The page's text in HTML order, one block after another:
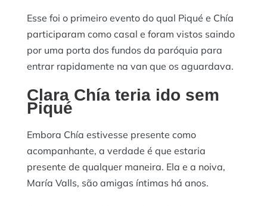
Esse foi o primeiro evento do qual Piqué e Chía
participaram como casal e foram vistos saindo
por uma porta dos fundos da paróquia para
entrar rapidamente na van que os aguardava.
Clara Chía teria ido sem
Piqué
Embora Chía estivesse presente como
acompanhante, a verdade é que estaria
presente de qualquer maneira. Ela e a noiva,
María Valls, são amigas íntimas há anos.